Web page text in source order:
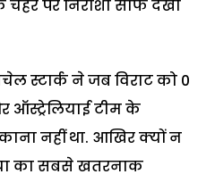
पर निराशा साफ देखी
स्‍टार्क ने जब विराट को 0
ऑस्‍ट्रेलियाई टीम के
नहीं था. आखिर क्‍यों न
का सबसे खतरनाक